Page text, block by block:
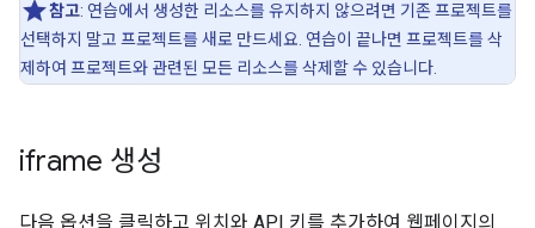
참고: 연습에서 생성한 리소스를 유지하지 않으려면 기존 프로젝트를
선택하지 말고 프로젝트를 새로 만드세요. 연습이 끝나면 프로젝트를 삭
제하여 프로젝트와 관련된 모든 리소스를 삭제할 수 있습니다.
iframe 생성
다음 옵션을 클릭하고 위치와 API 키를 추가하여 웹페이지의